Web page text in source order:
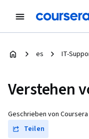
es IT-
Verstehen
Geschrieben von Coursera
Teilen